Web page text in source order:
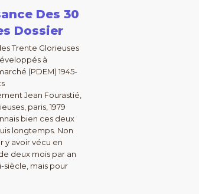
Des 30
Dossier
Trente Glorieuses
à
(PDEM) 1945-
Jean Fourastié,
paris, 1979
bien ces deux
longtemps. Non
y avoir vécu en
deux mois par an
siècle, mais pour